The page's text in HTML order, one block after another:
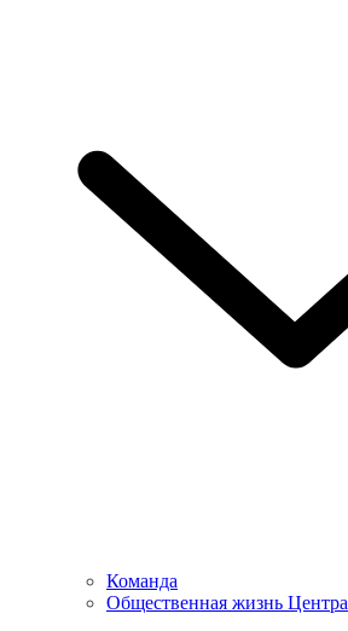
Команда
Общественная жизнь Центра